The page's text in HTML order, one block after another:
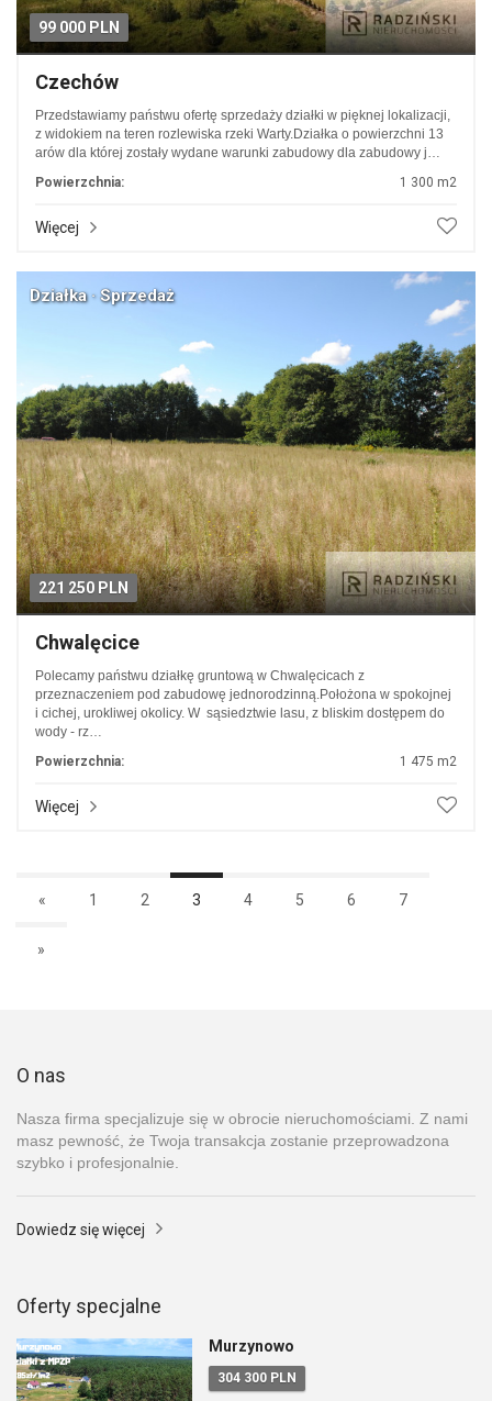
99 000 PLN
Czechów
Przedstawiamy państwu ofertę sprzedaży działki w pięknej lokalizacji,
z widokiem na teren rozlewiska rzeki Warty.Działka o powierzchni 13
arów dla której zostały wydane warunki zabudowy dla zabudowy j…
Powierzchnia:
1 300 m2
Więcej
221 250 PLN
Działka · Sprzedaż
Chwalęcice
Polecamy państwu działkę gruntową w Chwalęcicach z
przeznaczeniem pod zabudowę jednorodzinną.Położona w spokojnej
i cichej, urokliwej okolicy. W sąsiedztwie lasu, z bliskim dostępem do
wody - rz…
Powierzchnia:
1 475 m2
Więcej
« 1 2 3 4 5 6 7
»
O nas
Nasza firma specjalizuje się w obrocie nieruchomościami. Z nami
masz pewność, że Twoja transakcja zostanie przeprowadzona
szybko i profesjonalnie.
Dowiedz się więcej
Oferty specjalne
Murzynowo
304 300 PLN